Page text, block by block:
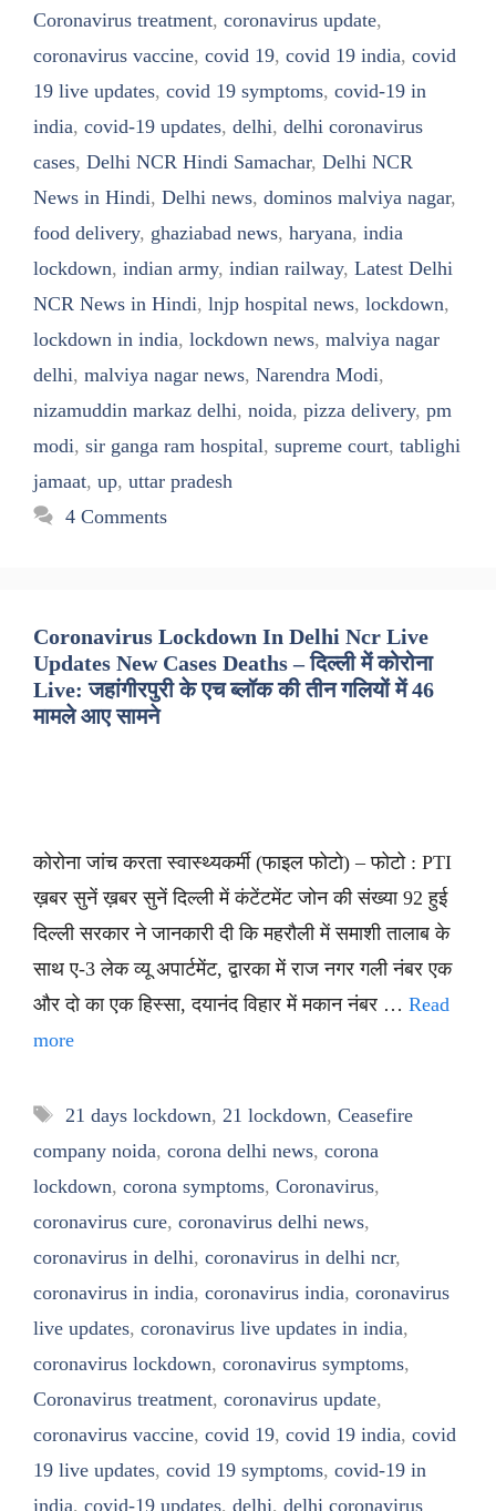
Coronavirus treatment, coronavirus update,
coronavirus vaccine, covid 19, covid 19 india, covid
19 live updates, covid 19 symptoms, covid-19 in
india, covid-19 updates, delhi, delhi coronavirus
cases, Delhi NCR Hindi Samachar, Delhi NCR
News in Hindi, Delhi news, dominos malviya nagar,
food delivery, ghaziabad news, haryana, india
lockdown, indian army, indian railway, Latest Delhi
NCR News in Hindi, lnjp hospital news, lockdown,
lockdown in india, lockdown news, malviya nagar
delhi, malviya nagar news, Narendra Modi,
nizamuddin markaz delhi, noida, pizza delivery, pm
modi, sir ganga ram hospital, supreme court, tablighi
jamaat, up, uttar pradesh
4 Comments
Coronavirus Lockdown In Delhi Ncr Live
Updates New Cases Deaths – दिल्ली में कोरोना
Live: जहांगीरपुरी के एच ब्लॉक की तीन गलियों में 46
मामले आए सामने
कोरोना जांच करता स्वास्थ्यकर्मी (फाइल फोटो) – फोटो : PTI
ख़बर सुनें ख़बर सुनें दिल्ली में कंटेंटमेंट जोन की संख्या 92 हुई
दिल्ली सरकार ने जानकारी दी कि महरौली में समाशी तालाब के
साथ ए-3 लेक व्यू अपार्टमेंट, द्वारका में राज नगर गली नंबर एक
और दो का एक हिस्सा, दयानंद विहार में मकान नंबर … Read
more
Tags
21 days lockdown, 21 lockdown, Ceasefire
company noida, corona delhi news, corona
lockdown, corona symptoms, Coronavirus,
coronavirus cure, coronavirus delhi news,
coronavirus in delhi, coronavirus in delhi ncr,
coronavirus in india, coronavirus india, coronavirus
live updates, coronavirus live updates in india,
coronavirus lockdown, coronavirus symptoms,
Coronavirus treatment, coronavirus update,
coronavirus vaccine, covid 19, covid 19 india, covid
19 live updates, covid 19 symptoms, covid-19 in
india, covid-19 updates, delhi, delhi coronavirus